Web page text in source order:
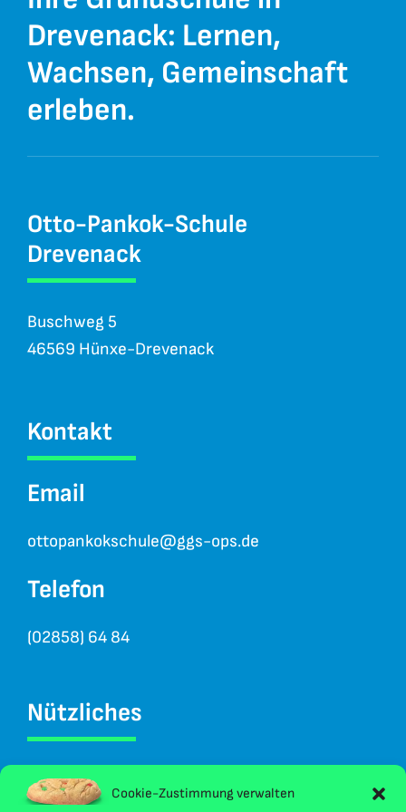
Cookie-Zustimmung verwalten
Drevenack: Lernen,
Wachsen, Gemeinschaft
erleben.
Otto-Pankok-Schule
Drevenack
Buschweg 5
46569 Hünxe-Drevenack
Kontakt
Email
ottopankokschule@ggs-ops.de
Telefon
(02858) 64 84
Nützliches
Kontakt
Bewegung macht Schule – wir
fördern, was Kinder bewegt.